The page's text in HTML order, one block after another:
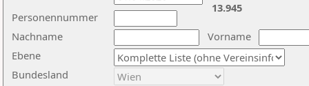
Nachname
Vorname
Ebene
Personennummer
Bundesland
13.945